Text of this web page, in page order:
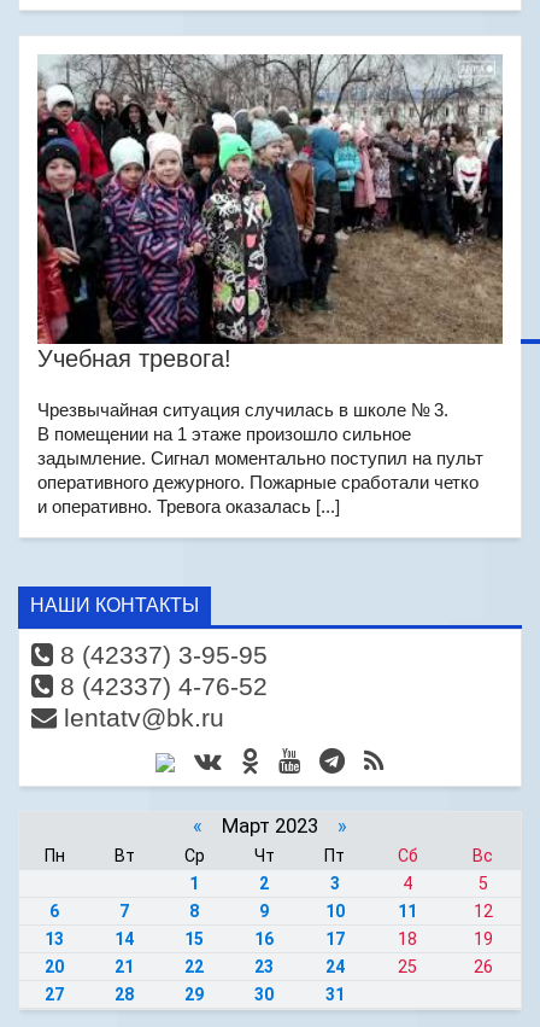
Учебная тревога!
Чрезвычайная ситуация случилась в школе № 3.
В помещении на 1 этаже произошло сильное
задымление. Сигнал моментально поступил на пульт
оперативного дежурного. Пожарные сработали четко
и оперативно. Тревога оказалась [...]
НАШИ КОНТАКТЫ
8 (42337) 3-95-95
8 (42337) 4-76-52
lentatv@bk.ru
« Март 2023 »
Пн Вт Ср Чт Пт Сб
Вс
1
2 3 4
5
6
7 8 9 10 11
12
13
14 15 16 17 18
19
20
21 22 23 24 25
26
27
28 29 30 31